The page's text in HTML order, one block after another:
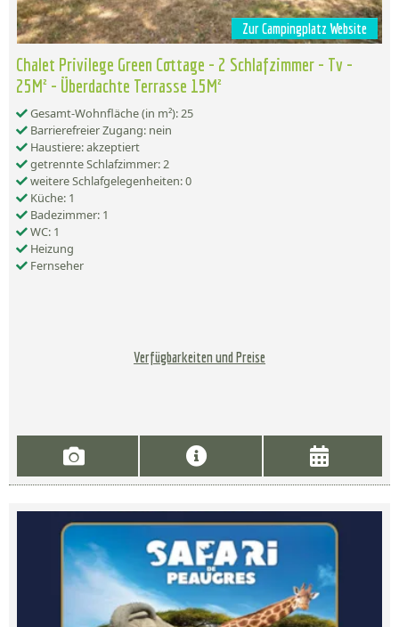
Zur Campingplatz Website
Chalet Privilege Green Cottage - 2 Schlafzimmer - Tv -
25M² - Überdachte Terrasse 15M²
Gesamt-Wohnfläche (in m²): 25
Barrierefreier Zugang: nein
Haustiere: akzeptiert
getrennte Schlafzimmer: 2
weitere Schlafgelegenheiten: 0
Küche: 1
Badezimmer: 1
WC: 1
Heizung
Fernseher
Verfügbarkeiten und Preise